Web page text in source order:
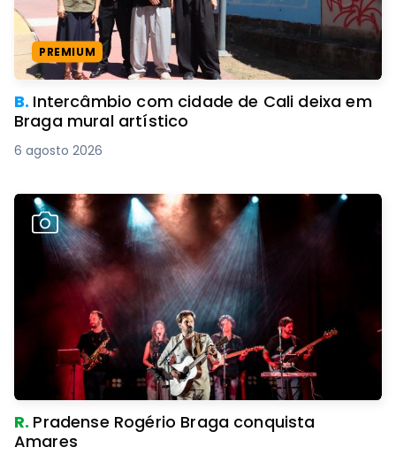
PREMIUM
B. Intercâmbio com cidade de Cali deixa em
Braga mural artístico
6 agosto 2026
R. Pradense Rogério Braga conquista
Amares